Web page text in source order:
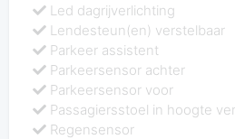
Led dagrijverlichting
Lendesteun(en) verstelbaar
Parkeer assistent
Parkeersensor achter
Parkeersensor voor
Passagiersstoel in hoogte
Regensensor